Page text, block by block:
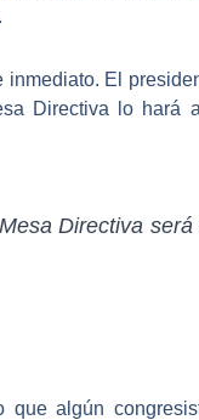
inmediato. El
Directiva lo hará
Directiva
que algún